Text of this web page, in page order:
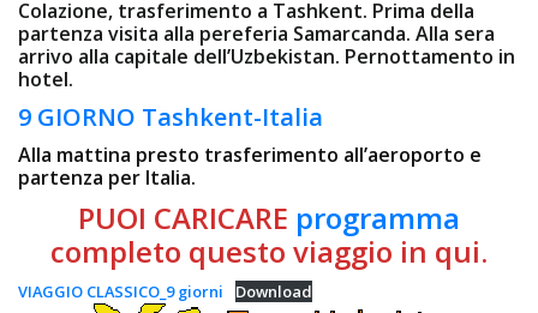
Colazione, trasferimento a Tashkent. Prima della
partenza visita alla pereferia Samarcanda. Alla sera
arrivo alla capitale dell’Uzbekistan. Pernottamento in
hotel.
9 GIORNO Tashkent-Italia
Alla mattina presto trasferimento all’aeroporto e
partenza per Italia.
PUOI CARICARE programma
completo questo viaggio in qui.
VIAGGIO CLASSICO_9 giorni Download